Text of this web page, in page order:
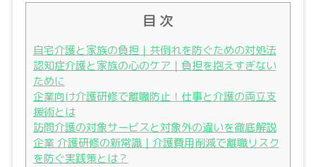
目 次
自宅介護と家族の負担｜共倒れを防ぐための対処法
認知症介護と家族の心のケア｜負担を抱えすぎない
ために
企業向け介護研修で離職防止！仕事と介護の両立支
援術とは
訪問介護の対象サービスと対象外の違いを徹底解説
企業 介護研修の新常識｜介護費用削減で離職リスク
を防ぐ実践策とは？